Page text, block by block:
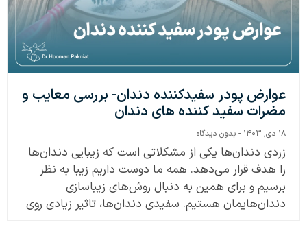
عوارض پودر سفیدکننده دندان- بررسی معایب و
مضرات سفید کننده های دندان
۱۸ دی, ۱۴۰۳ بدون دیدگاه
زردی دندان‌ها یکی از مشکلاتی است که زیبایی دندان‌ها
را هدف قرار می‌دهد. همه ما دوست داریم زیبا به نظر
برسیم و برای همین به دنبال روش‌های زیباسازی
دندان‌هایمان هستیم. سفیدی دندان‌ها، تاثیر زیادی روی